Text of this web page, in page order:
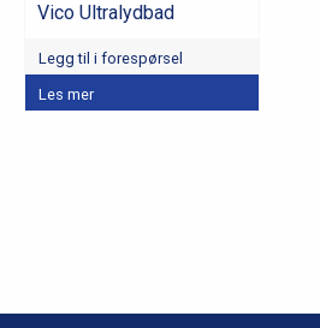
Vico Ultralydbad
Legg til i forespørsel
Dette
produktet
Les mer